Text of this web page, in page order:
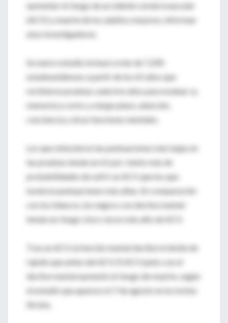
aumentar el riesgo de accidente cerebrovascular
(ACV) y muerte de los adultos mayores, informan
unos investigadores.
Su nuevo estudio incluyó a más de 7,200
estadounidenses a partir de los 65 años que
recibieron pruebas cada tres años para evaluar su
memoria a corto y a largo plazo, atención,
conciencia y otras funciones mentales.
Los que obtuvieron las puntuaciones más bajas en
las pruebas tenían un 61 por ciento más de
probabilidades de sufrir un ACV que los que
tuvieron puntuaciones más altas. En comparación
con los blancos, los negros con declive mental
tenían un riesgo cinco veces más alto de ACV.
Tras un ACV, la función mental declinó el doble de
rápido que antes del ACV. El ACV junto con el
declive mental aumentó el riesgo de muerte, según
el estudio que aparece el 7 de agosto en la revista
Stroke.